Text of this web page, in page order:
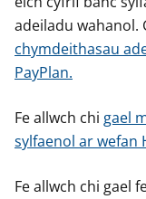
adeiladu wahanol.
chymdeithasau
PayPlan.
Fe allwch chi gael
sylfaenol ar wefan
Fe allwch chi gael